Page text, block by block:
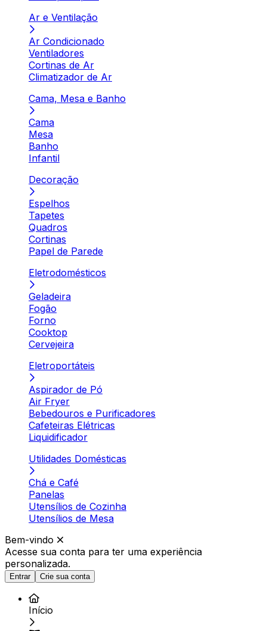
Ar e Ventilação
Ar Condicionado
Ventiladores
Cortinas de Ar
Climatizador de Ar
Cama, Mesa e Banho
Cama
Mesa
Banho
Infantil
Decoração
Espelhos
Tapetes
Quadros
Cortinas
Papel de Parede
Eletrodomésticos
Geladeira
Fogão
Forno
Cooktop
Cervejeira
Eletroportáteis
Aspirador de Pó
Air Fryer
Bebedouros e Purificadores
Cafeteiras Elétricas
Liquidificador
Utilidades Domésticas
Chá e Café
Panelas
Utensílios de Cozinha
Utensílios de Mesa
Bem-vindo
Acesse sua conta para ter uma experiência
personalizada.
Entrar Crie sua conta
Início